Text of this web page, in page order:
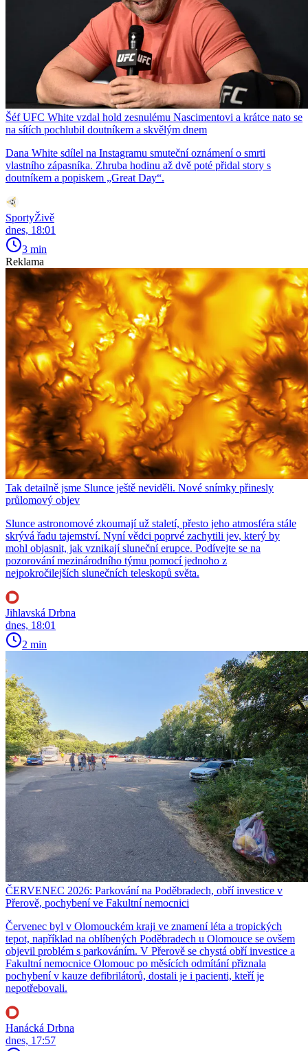
Šéf UFC White vzdal hold zesnulému Nascimentovi a krátce nato se
na sítích pochlubil doutníkem a skvělým dnem
Dana White sdílel na Instagramu smuteční oznámení o smrti
vlastního zápasníka. Zhruba hodinu až dvě poté přidal story s
doutníkem a popiskem „Great Day“.
SportyŽivě
dnes, 18:01
3 min
Reklama
Tak detailně jsme Slunce ještě neviděli. Nové snímky přinesly
průlomový objev
Slunce astronomové zkoumají už staletí, přesto jeho atmosféra stále
skrývá řadu tajemství. Nyní vědci poprvé zachytili jev, který by
mohl objasnit, jak vznikají sluneční erupce. Podívejte se na
pozorování mezinárodního týmu pomocí jednoho z
nejpokročilejších slunečních teleskopů světa.
Jihlavská Drbna
dnes, 18:01
2 min
ČERVENEC 2026: Parkování na Poděbradech, obří investice v
Přerově, pochybení ve Fakultní nemocnici
Červenec byl v Olomouckém kraji ve znamení léta a tropických
tepot, například na oblíbených Poděbradech u Olomouce se ovšem
objevil problém s parkováním. V Přerově se chystá obří investice a
Fakultní nemocnice Olomouc po měsících odmítání přiznala
pochybení v kauze defibrilátorů, dostali je i pacienti, kteří je
nepotřebovali.
Hanácká Drbna
dnes, 17:57